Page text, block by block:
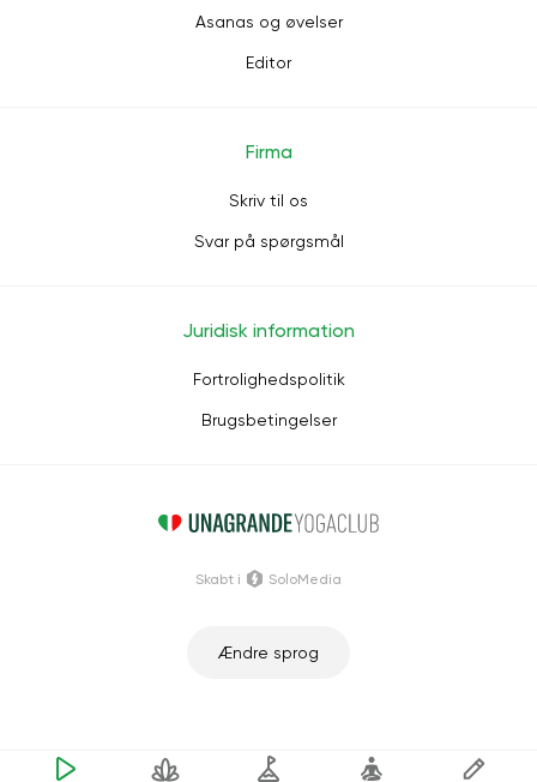
Asanas og øvelser
Editor
Firma
Skriv til os
Svar på spørgsmål
Juridisk information
Fortrolighedspolitik
Brugsbetingelser
Ændre sprog
Skabt i SoloMedia